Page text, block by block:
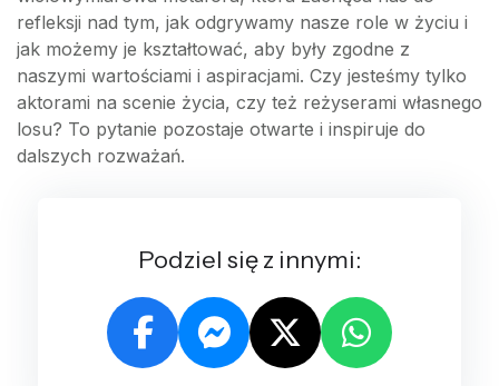
refleksji nad tym, jak odgrywamy nasze role w życiu i
jak możemy je kształtować, aby były zgodne z
naszymi wartościami i aspiracjami. Czy jesteśmy tylko
aktorami na scenie życia, czy też reżyserami własnego
losu? To pytanie pozostaje otwarte i inspiruje do
dalszych rozważań.
Podziel się z innymi: